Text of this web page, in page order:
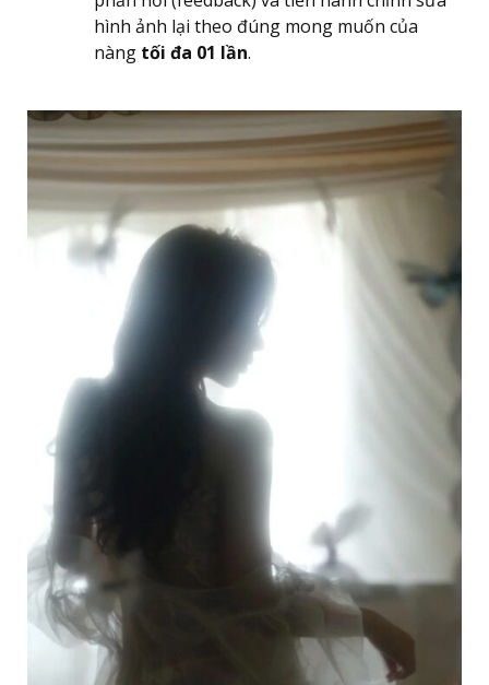
hình ảnh lại theo đúng mong muốn của
nàng tối đa 01 lần.